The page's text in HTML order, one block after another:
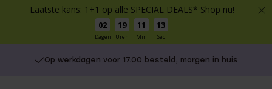
Laatste kans: 1+1 op alle SPECIAL DEALS* Shop nu!
02
Dagen
19
Uren
11
Min
13
Sec
Op werkdagen voor 17.00 besteld, morgen in huis